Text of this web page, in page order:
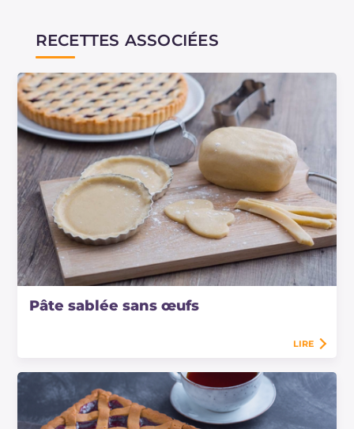
RECETTES ASSOCIÉES
Pâte sablée sans œufs
LIRE